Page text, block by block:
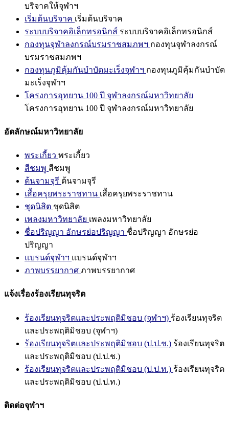
บริจาคให้จุฬาฯ
เริ่มต้นบริจาค เริ่มต้นบริจาค
ระบบบริจาคอิเล็กทรอนิกส์ ระบบบริจาคอิเล็กทรอนิกส์
กองทุนจุฬาลงกรณ์บรมราชสมภพฯ กองทุนจุฬาลงกรณ์
บรมราชสมภพฯ
กองทุนภูมิคุ้มกันบำบัดมะเร็งจุฬาฯ กองทุนภูมิคุ้มกันบำบัด
มะเร็งจุฬาฯ
โครงการอุทยาน 100 ปี จุฬาลงกรณ์มหาวิทยาลัย
โครงการอุทยาน 100 ปี จุฬาลงกรณ์มหาวิทยาลัย
อัตลักษณ์มหาวิทยาลัย
พระเกี้ยว พระเกี้ยว
สีชมพู สีชมพู
ต้นจามจุรี ต้นจามจุรี
เสื้อครุยพระราชทาน เสื้อครุยพระราชทาน
ชุดนิสิต ชุดนิสิต
เพลงมหาวิทยาลัย เพลงมหาวิทยาลัย
ชื่อปริญญา อักษรย่อปริญญา ชื่อปริญญา อักษรย่อ
ปริญญา
แบรนด์จุฬาฯ แบรนด์จุฬาฯ
ภาพบรรยากาศ ภาพบรรยากาศ
แจ้งเรื่องร้องเรียนทุจริต
ร้องเรียนทุจริตและประพฤติมิชอบ (จุฬาฯ) ร้องเรียนทุจริต
และประพฤติมิชอบ (จุฬาฯ)
ร้องเรียนทุจริตและประพฤติมิชอบ (ป.ป.ช.) ร้องเรียนทุจริต
และประพฤติมิชอบ (ป.ป.ช.)
ร้องเรียนทุจริตและประพฤติมิชอบ (ป.ป.ท.) ร้องเรียนทุจริต
และประพฤติมิชอบ (ป.ป.ท.)
ติดต่อจุฬาฯ